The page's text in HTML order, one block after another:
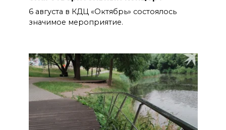
6 августа в КДЦ «Октябрь» состоялось
значимое мероприятие.